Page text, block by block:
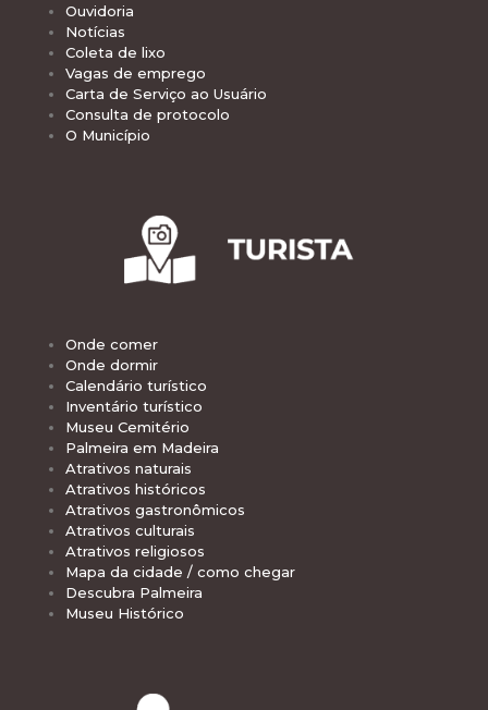
Ouvidoria
Notícias
Coleta de lixo
Vagas de emprego
Carta de Serviço ao Usuário
Consulta de protocolo
O Município
Onde comer
Onde dormir
Calendário turístico
Inventário turístico
Museu Cemitério
Palmeira em Madeira
Atrativos naturais
Atrativos históricos
Atrativos gastronômicos
Atrativos culturais
Atrativos religiosos
Mapa da cidade / como chegar
Descubra Palmeira
Museu Histórico